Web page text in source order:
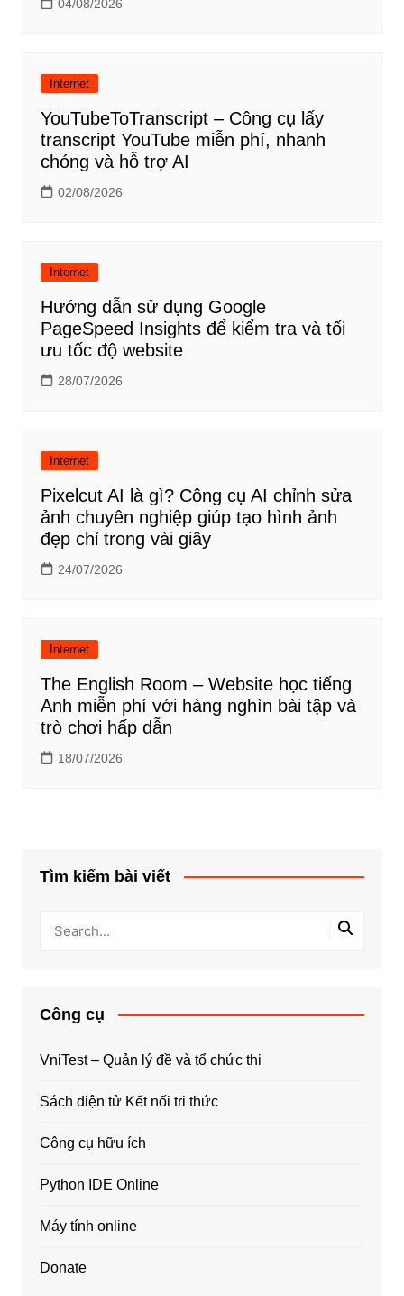
04/08/2026
Internet
YouTubeToTranscript – Công cụ lấy
transcript YouTube miễn phí, nhanh
chóng và hỗ trợ AI
02/08/2026
Internet
Hướng dẫn sử dụng Google
PageSpeed Insights để kiểm tra và tối
ưu tốc độ website
28/07/2026
Internet
Pixelcut AI là gì? Công cụ AI chỉnh sửa
ảnh chuyên nghiệp giúp tạo hình ảnh
đẹp chỉ trong vài giây
24/07/2026
Internet
The English Room – Website học tiếng
Anh miễn phí với hàng nghìn bài tập và
trò chơi hấp dẫn
18/07/2026
Tìm kiếm bài viết
Công cụ
VniTest – Quản lý đề và tổ chức thi
Sách điện tử Kết nối tri thức
Công cụ hữu ích
Python IDE Online
Máy tính online
Donate